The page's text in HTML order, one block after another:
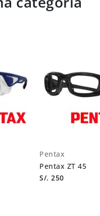
Pentax
Pentax ZT 45
S/. 250